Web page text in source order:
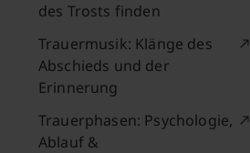
des Trosts finden
Trauermusik: Klänge des
Abschieds und der
Erinnerung
Trauerphasen: Psychologie,
Ablauf &